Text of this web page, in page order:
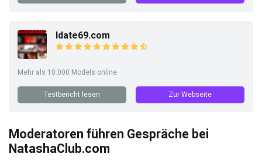
Idate69.com
Mehr als 10.000 Models online
Testbericht lesen Zur Webseite
Moderatoren führen Gespräche bei
NatashaClub.com